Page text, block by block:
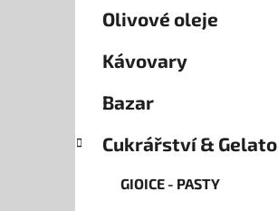
Olivové oleje
Kávovary
Bazar
Cukrářství & Gelato
GIOICE - PASTY